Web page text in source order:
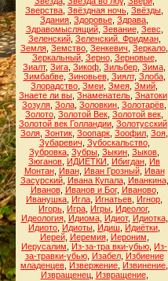
Зверства Звёздная ночь Звёзды
Здания Здоровье Здрава
Здравомыслящий, Зевание, Зевс
Зеленский, Зеленский. Фридман,
Земля Земство Зенкевич Зеркало
Зеркальный, Зерно, Зерновые,
Зиалт, Зига Зикоф Зильбер Зима
Зимбабве, Зиновьев, Зиялт, Злоба,
Злорадство Змеи Змея Змий
Знаете ли вы Знаменатель Знатоки
Зозуля Зола Золовкин Золотарёв
Золото Золотой Век Золотой век
Золотой век Голландии Золотусский
Золя Зонтик Зоопарк Зоофил Зоя
Зубаревич Зубоскальство,
Зубровка Зубры Зыкин Зыков
Зюганов ИДИЁТКИ Ибигдан Ив
Монтан, Иван, Иван Грозный, Иван
Засурский, Ивана Купала, Иванкина,
Иванов, Иванов и Бог, Иваново,
Иванушка Игла Игнатьев Игнор
Игорь Игра Игры Идеолог,
Идеология, Идиома, Идиот, Идиотка,
Идиото Идиоты Идиш Идиётки
Иерей, Иеремия, Иероним
Иерусалим
Из-за-тра вки-убью Из-
за-травки-убью, Изабел, Избиение
младенцев Извержение Извинение
Извращенец, Извращение,